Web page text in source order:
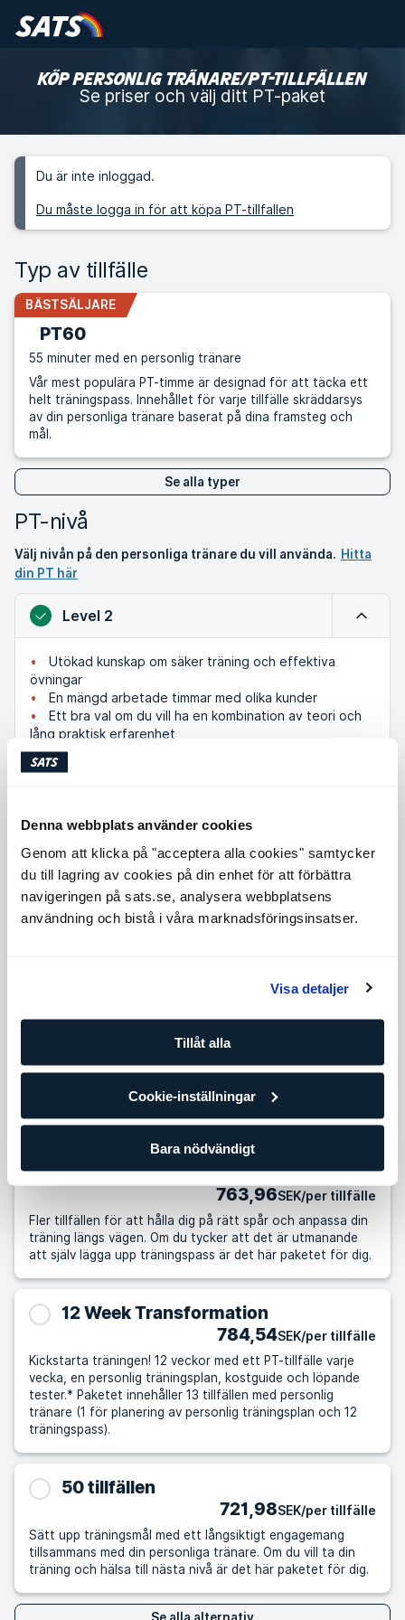
Denna webbplats använder cookies
Genom att klicka på "acceptera alla cookies" samtycker
du till lagring av cookies på din enhet för att förbättra
navigeringen på sats.se, analysera webbplatsens
användning och bistå i våra marknadsföringsinsatser.
Visa detaljer
Tillåt alla
Cookie-inställningar
Bara nödvändigt
KÖP PERSONLIG TRÄNARE/PT-TILLFÄLLEN
Se priser och välj ditt PT-paket
Du är inte inloggad.
Du måste logga in för att köpa PT-tillfallen
Typ av tillfälle
PT60
BÄSTSÄLJARE
55 minuter med en personlig tränare
Vår mest populära PT-timme är designad för att täcka ett
helt träningspass. Innehållet för varje tillfälle skräddarsys
av din personliga tränare baserat på dina framsteg och
mål.
Se alla typer
PT-nivå
Välj nivån på den personliga tränare du vill använda. Hitta
din PT här
Level 2
Utökad kunskap om säker träning och effektiva
övningar
En mängd arbetade timmar med olika kunder
Ett bra val om du vill ha en kombination av teori och
lång praktisk erfarenhet
Level 3
Level 4
Level 5
10 tillfällen
799,90
Förbättra dina framsteg med din egen personliga tränare
hand eller på gruppträningsklasser är det här paketet för
25 tillfällen
763,96SEK/per tillfälle
Fler tillfällen för att hålla dig på rätt spår och anpassa din
träning längs vägen. Om du tycker att det är utmanande
att själv lägga upp träningspass är det här paketet för dig.
12 Week Transformation
784,54SEK/per tillfälle
Kickstarta träningen! 12 veckor med ett PT-tillfälle varje
vecka, en personlig träningsplan, kostguide och löpande
tester.* Paketet innehåller 13 tillfällen med personlig
tränare (1 för planering av personlig träningsplan och 12
träningspass).
50 tillfällen
721,98SEK/per tillfälle
Sätt upp träningsmål med ett långsiktigt engagemang
tillsammans med din personliga tränare. Om du vill ta din
träning och hälsa till nästa nivå är det här paketet för dig.
Se alla alternativ